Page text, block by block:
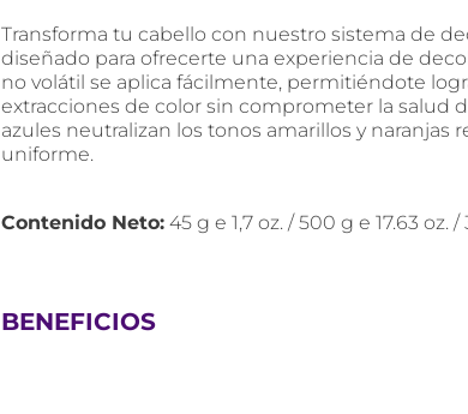
Transforma tu cabello con nuestro sistema de
diseñado para ofrecerte una experiencia de
no volátil se aplica fácilmente, permitiéndote
extracciones de color sin comprometer la salud
azules neutralizan los tonos amarillos y naranjas
uniforme.
Contenido Neto: 45 g e 1,7 oz. / 500 g e 17.63 oz.
BENEFICIOS